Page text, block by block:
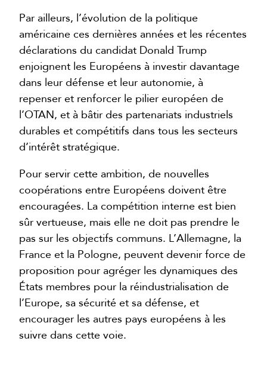
Par ailleurs, l’évolution de la politique
américaine ces dernières années et les récentes
déclarations du candidat Donald Trump
enjoignent les Européens à investir davantage
dans leur défense et leur autonomie, à
repenser et renforcer le pilier européen de
l’OTAN, et à bâtir des partenariats industriels
durables et compétitifs dans tous les secteurs
d’intérêt stratégique.
Pour servir cette ambition, de nouvelles
coopérations entre Européens doivent être
encouragées. La compétition interne est bien
sûr vertueuse, mais elle ne doit pas prendre le
pas sur les objectifs communs. L’Allemagne, la
France et la Pologne, peuvent devenir force de
proposition pour agréger les dynamiques des
États membres pour la réindustrialisation de
l’Europe, sa sécurité et sa défense, et
encourager les autres pays européens à les
suivre dans cette voie.